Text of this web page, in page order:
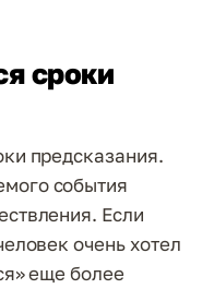
сроки
предсказания.
события
Если
очень хотел
еще более